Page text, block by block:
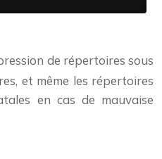
de répertoires sous
et même les répertoires
en cas de mauvaise